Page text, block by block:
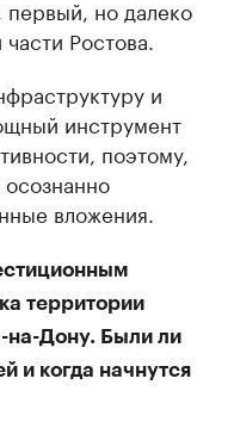
первый, но далеко
Ростова.
и
инструмент
поэтому,
вложения.
территории
на-Дону. Были ли
и когда начнутся